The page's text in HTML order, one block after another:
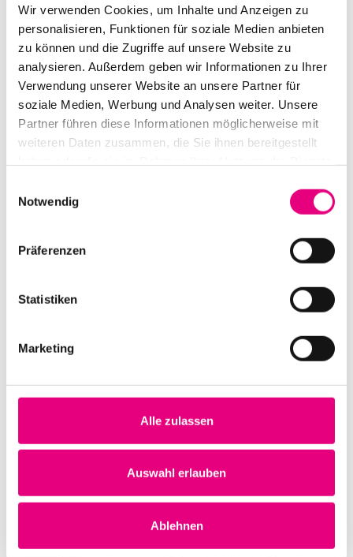
Wir verwenden Cookies, um Inhalte und Anzeigen zu
personalisieren, Funktionen für soziale Medien anbieten
zu können und die Zugriffe auf unsere Website zu
analysieren. Außerdem geben wir Informationen zu Ihrer
Verwendung unserer Website an unsere Partner für
soziale Medien, Werbung und Analysen weiter. Unsere
Partner führen diese Informationen möglicherweise mit
weiteren Daten zusammen, die Sie ihnen bereitgestellt
Notwendig
Präferenzen
Statistiken
Marketing
Alle zulassen
Auswahl erlauben
Ablehnen
Aki Takase´s JAPANIC
Datum und Uhrzeit
Donnerstag, 5. Oktober 2023 ab 20:00
Ort
Bahnhofsstraße 30
Ludwigshafen